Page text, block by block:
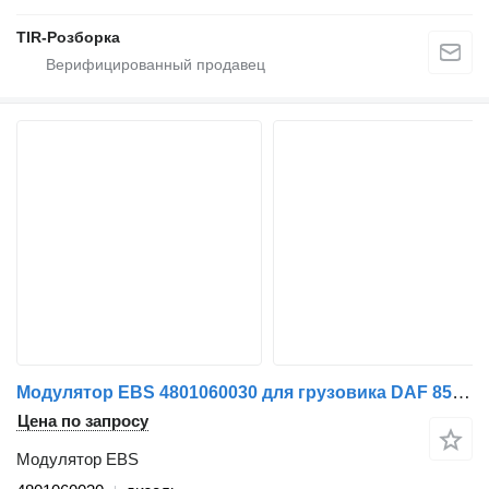
TIR-Розборка
Модулятор EBS 4801060030 для грузовика DAF 85CF
Цена по запросу
Модулятор EBS